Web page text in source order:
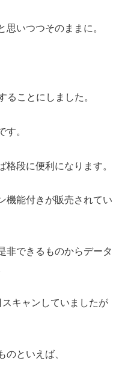
いつつそのままに。
ることにしました。
す。
段に便利になります。
機能付きが販売されてい
非できるものからデータ
キャンしていましたが
のといえば、